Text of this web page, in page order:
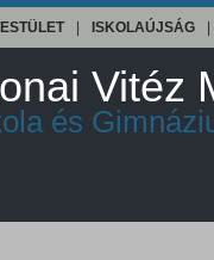
ISKOLAÚJSÁG
Vitéz
és